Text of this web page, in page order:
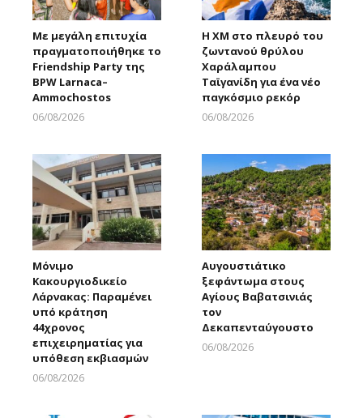
Με μεγάλη επιτυχία
πραγματοποιήθηκε το
Friendship Party της
BPW Larnaca–
Ammochostos
06/08/2026
Η XM στο πλευρό του
ζωντανού θρύλου
Χαράλαμπου
Ταϊγανίδη για ένα νέο
παγκόσμιο ρεκόρ
06/08/2026
Μόνιμο
Κακουργιοδικείο
Λάρνακας: Παραμένει
υπό κράτηση
44χρονος
επιχειρηματίας για
υπόθεση εκβιασμών
06/08/2026
Αυγουστιάτικο
ξεφάντωμα στους
Αγίους Βαβατσινιάς
τον
Δεκαπενταύγουστο
06/08/2026